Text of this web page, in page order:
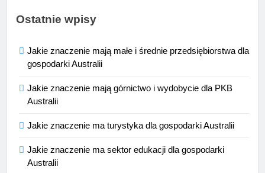
Ostatnie wpisy
Jakie znaczenie mają małe i średnie przedsiębiorstwa dla
gospodarki Australii
Jakie znaczenie mają górnictwo i wydobycie dla PKB
Australii
Jakie znaczenie ma turystyka dla gospodarki Australii
Jakie znaczenie ma sektor edukacji dla gospodarki
Australii